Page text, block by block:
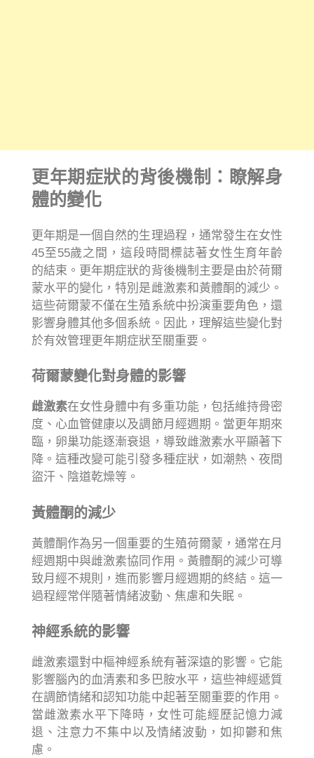
更年期症狀的背後機制：瞭解身
體的變化
更年期是一個自然的生理過程，通常發生在女性
45至55歲之間，這段時間標誌著女性生育年齡
的結束。更年期症狀的背後機制主要是由於荷爾
蒙水平的變化，特別是雌激素和黃體酮的減少。
這些荷爾蒙不僅在生殖系統中扮演重要角色，還
影響身體其他多個系統。因此，理解這些變化對
於有效管理更年期症狀至關重要。
荷爾蒙變化對身體的影響
雌激素在女性身體中有多重功能，包括維持骨密
度、心血管健康以及調節月經週期。當更年期來
臨，卵巢功能逐漸衰退，導致雌激素水平顯著下
降。這種改變可能引發多種症狀，如潮熱、夜間
盜汗、陰道乾燥等。
黃體酮的減少
黃體酮作為另一個重要的生殖荷爾蒙，通常在月
經週期中與雌激素協同作用。黃體酮的減少可導
致月經不規則，進而影響月經週期的終結。這一
過程經常伴隨著情緒波動、焦慮和失眠。
神經系統的影響
雌激素還對中樞神經系統有著深遠的影響。它能
影響腦內的血清素和多巴胺水平，這些神經遞質
在調節情緒和認知功能中起著至關重要的作用。
當雌激素水平下降時，女性可能經歷記憶力減
退、注意力不集中以及情緒波動，如抑鬱和焦
慮。